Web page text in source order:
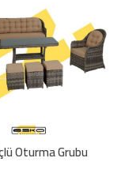
Oturma Grubu